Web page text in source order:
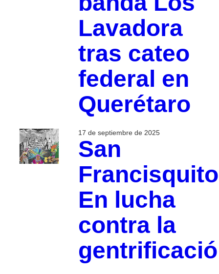
Lavadora
tras cateo
federal en
Querétaro
17 de septiembre de 2025
San
En lucha
contra la